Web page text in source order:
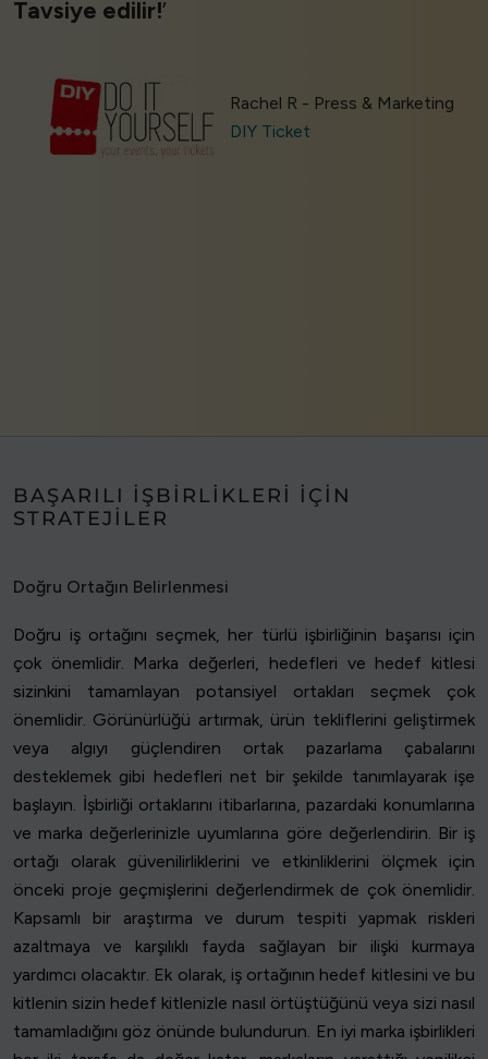
Tavsiye edilir!’
Rachel R - Press & Marketing
DIY Ticket
BAŞARILI İŞBIRLIKLERI IÇIN
STRATEJILER
Doğru Ortağın Belirlenmesi
Doğru iş ortağını seçmek, her türlü işbirliğinin başarısı için
çok önemlidir. Marka değerleri, hedefleri ve hedef kitlesi
sizinkini tamamlayan potansiyel ortakları seçmek çok
önemlidir. Görünürlüğü artırmak, ürün tekliflerini geliştirmek
veya algıyı güçlendiren ortak pazarlama çabalarını
desteklemek gibi hedefleri net bir şekilde tanımlayarak işe
başlayın. İşbirliği ortaklarını itibarlarına, pazardaki konumlarına
ve marka değerlerinizle uyumlarına göre değerlendirin. Bir iş
ortağı olarak güvenilirliklerini ve etkinliklerini ölçmek için
önceki proje geçmişlerini değerlendirmek de çok önemlidir.
Kapsamlı bir araştırma ve durum tespiti yapmak riskleri
azaltmaya ve karşılıklı fayda sağlayan bir ilişki kurmaya
yardımcı olacaktır. Ek olarak, iş ortağının hedef kitlesini ve bu
kitlenin sizin hedef kitlenizle nasıl örtüştüğünü veya sizi nasıl
tamamladığını göz önünde bulundurun. En iyi marka işbirlikleri